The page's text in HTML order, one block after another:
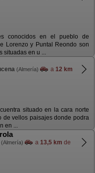
conocidos en el pueblo de
Lorenzo y Puntal Reondo son
situadas en u ...
(Almería) a 12 km
situado en la cara norte
de vellos paisajes donde podra
en ...
(Almería) a 13,5 km de